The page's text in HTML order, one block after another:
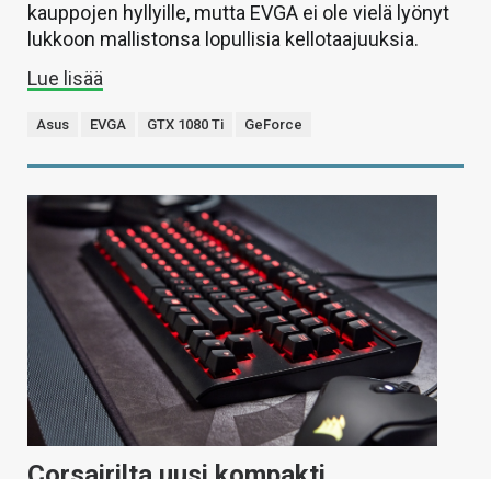
kauppojen hyllyille, mutta EVGA ei ole vielä lyönyt
lukkoon mallistonsa lopullisia kellotaajuuksia.
Lue lisää
Asus EVGA GTX 1080 Ti GeForce